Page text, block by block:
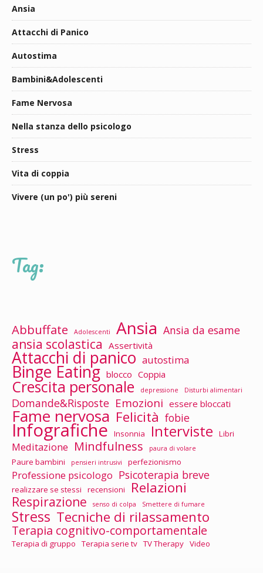
Ansia
Attacchi di Panico
Autostima
Bambini&Adolescenti
Fame Nervosa
Nella stanza dello psicologo
Stress
Vita di coppia
Vivere (un po') più sereni
Tag:
Abbuffate Adolescenti Ansia Ansia da esame
ansia scolastica Assertività
Attacchi di panico autostima
Binge Eating blocco Coppia
Crescita personale depressione Disturbi alimentari
Domande&Risposte Emozioni essere bloccati
Fame nervosa Felicità fobie
Infografiche Insonnia Interviste Libri
Meditazione Mindfulness paura di volare
Paure bambini pensieri intrusivi perfezionismo
Professione psicologo Psicoterapia breve
realizzare se stessi recensioni Relazioni
Respirazione senso di colpa Smettere di fumare
Stress Tecniche di rilassamento
Terapia cognitivo-comportamentale
Terapia di gruppo Terapia serie tv TV Therapy Video